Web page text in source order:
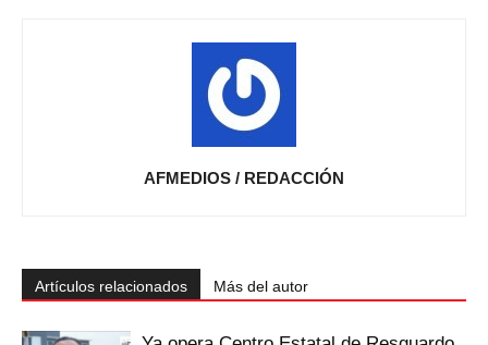
AFMEDIOS / REDACCIÓN
Artículos relacionados Más del autor